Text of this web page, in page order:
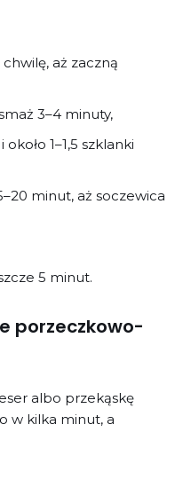
aż zaczną
3–4 minuty,
1–1,5 szklanki
minut, aż soczewica
5 minut.
porzeczkowo-
albo przekąskę
w kilka minut, a